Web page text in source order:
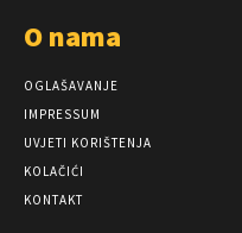
O nama
OGLAŠAVANJE
IMPRESSUM
UVJETI KORIŠTENJA
KOLAČIĆI
KONTAKT